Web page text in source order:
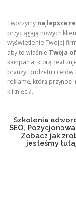
Tworzymy najlepsze
przyciągają nowych
wyświetlenie Twojej
aby to właśnie Twoja
kampania, którą
branży, budżetu i celów
reklamę, która przynosi
kliknięcia.
Szkolenia
SEO,
Zobacz jak
jesteśmy